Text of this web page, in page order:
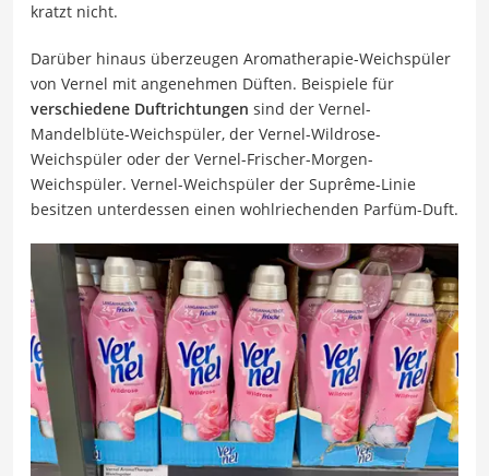
kratzt nicht.
Darüber hinaus überzeugen Aromatherapie-Weichspüler
von Vernel mit angenehmen Düften. Beispiele für
verschiedene Duftrichtungen sind der Vernel-
Mandelblüte-Weichspüler, der Vernel-Wildrose-
Weichspüler oder der Vernel-Frischer-Morgen-
Weichspüler. Vernel-Weichspüler der Suprême-Linie
besitzen unterdessen einen wohlriechenden Parfüm-Duft.